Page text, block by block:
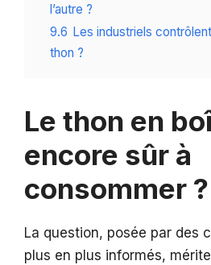
l’autre ?
9.6 Les industriels
thon ?
Le thon en
encore sûr à
consommer ?
La question, posée par des
plus en plus informés,